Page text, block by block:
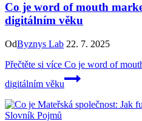
Co je word of mouth
digitálním věku
OdByznys Lab 22. 7. 2025
Přečtěte si více Co je word of
digitálním věku
Slovník Pojmů